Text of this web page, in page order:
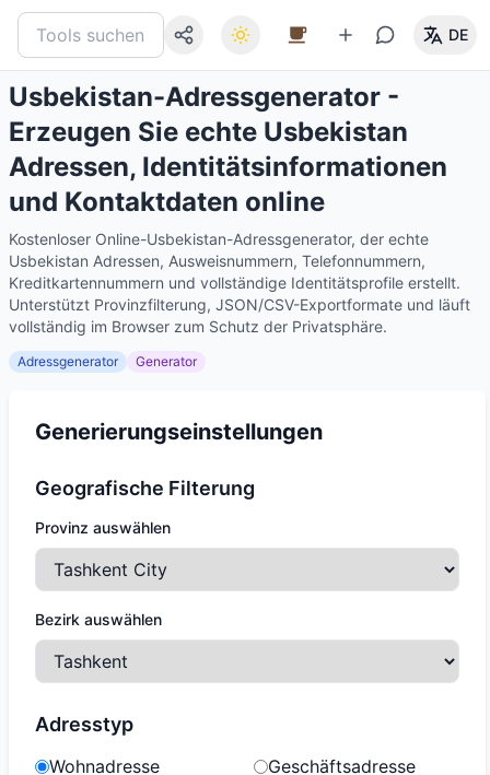
DE
Usbekistan-Adressgenerator -
Erzeugen Sie echte Usbekistan
Adressen, Identitätsinformationen
und Kontaktdaten online
Kostenloser Online-Usbekistan-Adressgenerator, der echte
Usbekistan Adressen, Ausweisnummern, Telefonnummern,
Kreditkartennummern und vollständige Identitätsprofile erstellt.
Unterstützt Provinzfilterung, JSON/CSV-Exportformate und läuft
vollständig im Browser zum Schutz der Privatsphäre.
Adressgenerator Generator
Generierungseinstellungen
Geografische Filterung
Provinz auswählen
Bezirk auswählen
Adresstyp
Wohnadresse
Geschäftsadresse